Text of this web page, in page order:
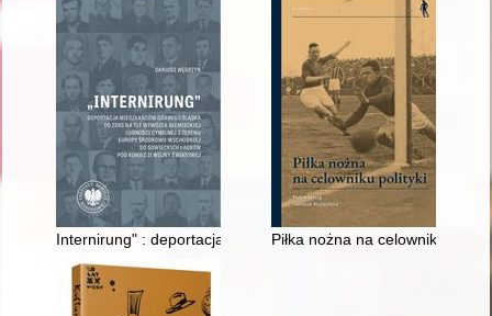
Internirung" : deportacja mieszkańców Górnego Śląska do
Piłka nożna na celowniku